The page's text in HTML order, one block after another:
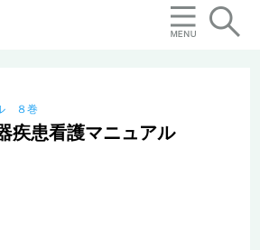
８巻
疾患看護マニュアル